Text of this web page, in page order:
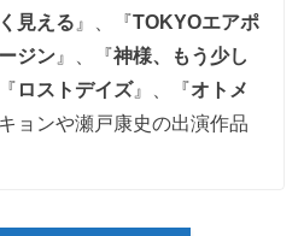
見える 』、『TOKYOエアポ
ジン 』、『神様、もう少し
ロストデイズ』、『オトメ
ョンや瀬戸康史の出演作品